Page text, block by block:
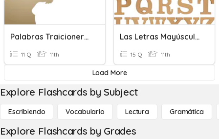
Palabras Traicioneras
11 Q 11th
Las Letras Mayúsculas Y Minúsculas
15 Q 11th
Load More
Explore Flashcards by Subject
Escribiendo Vocabulario Lectura Gramática
Explore Flashcards by Grades